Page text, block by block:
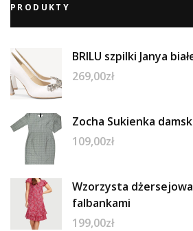
PRODUKTY
BRILU szpilki Janya
269,00zł
Zocha Sukienka
109,00zł
Wzorzysta
falbankami
199,00zł